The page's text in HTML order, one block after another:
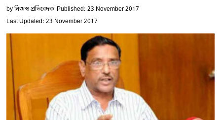
byনিজস্ব প্রতিবেদক Published: 23 November 2017
Last Updated: 23 November 2017